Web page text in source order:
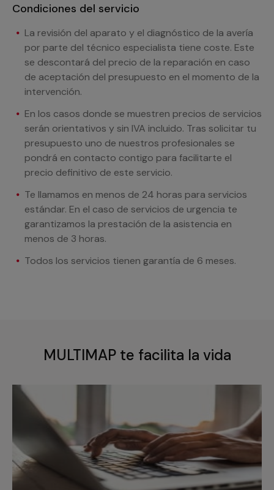
Condiciones del servicio
La revisión del aparato y el diagnóstico de la avería
por parte del técnico especialista tiene coste. Este
se descontará del precio de la reparación en caso
de aceptación del presupuesto en el momento de la
intervención.
En los casos donde se muestren precios de servicios
serán orientativos y sin IVA incluido. Tras solicitar tu
presupuesto uno de nuestros profesionales se
pondrá en contacto contigo para facilitarte el
precio definitivo de este servicio.
Te llamamos en menos de 24 horas para servicios
estándar. En el caso de servicios de urgencia te
garantizamos la prestación de la asistencia en
menos de 3 horas.
Todos los servicios tienen garantía de 6 meses.
MULTIMAP te facilita la vida